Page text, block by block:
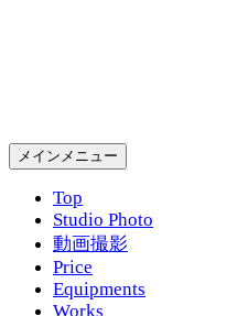
検
索
メインメニュー
Top
Studio Photo
動画撮影
Price
Equipments
Works